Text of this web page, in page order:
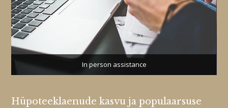
In person assistance
Hüpoteeklaenude kasvu ja populaarsuse